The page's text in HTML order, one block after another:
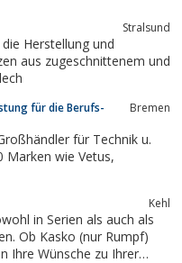
Stralsund
Herstellung und
aus zugeschnittenem und
für die Berufs-
Bremen
für Technik u.
Marken wie Vetus,
Kehl
Ob Kasko (nur Rumpf)
Ihre Wünsche zu Ihrer